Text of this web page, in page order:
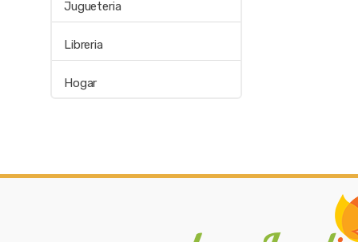
Jugueteria
Libreria
Hogar